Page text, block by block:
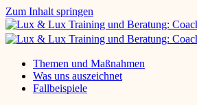
Zum Inhalt springen
Themen und Maßnahmen
Was uns auszeichnet
Fallbeispiele